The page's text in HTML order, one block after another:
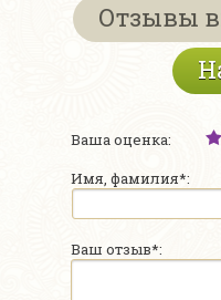
Отзывы
Ваша оценка:
Имя, фамилия*:
Ваш отзыв*: